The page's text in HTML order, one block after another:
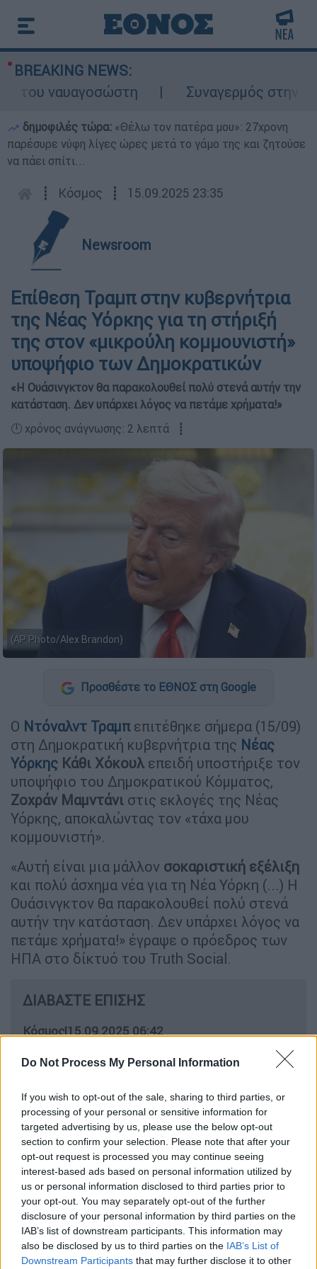
Do Not Process My Personal Information
If you wish to opt-out of the sale, sharing to third parties, or
processing of your personal or sensitive information for
targeted advertising by us, please use the below opt-out
section to confirm your selection. Please note that after your
opt-out request is processed you may continue seeing
interest-based ads based on personal information utilized by
us or personal information disclosed to third parties prior to
your opt-out. You may separately opt-out of the further
disclosure of your personal information by third parties on the
IAB’s list of downstream participants. This information may
also be disclosed by us to third parties on the IAB’s List of
Downstream Participants that may further disclose it to other
BREAKING NEWS:
ναυαγοσώστη
Συναγερμός στην
δημοφιλές τώρα: «Θέλω τον πατέρα μου»: 27χρονη
παρέσυρε νύφη λίγες ώρες μετά το γάμο της και ζητούσε
να πάει σπίτι...
┋ Κόσμος ┋ 15.09.2025 23:35
Newsroom
Eπίθεση Τραμπ στην κυβερνήτρια
της Νέας Υόρκης για τη στήριξή
της στον «μικρούλη κομμουνιστή»
υποψήφιο των Δημοκρατικών
«Η Ουάσινγκτον θα παρακολουθεί πολύ στενά αυτήν την
κατάσταση. Δεν υπάρχει λόγος να πετάμε χρήματα!»
🕛 χρόνος ανάγνωσης: 2 λεπτά ┋
(AP Photo/Alex Brandon)
Προσθέστε το ΕΘΝΟΣ στη Google
Ο Ντόναλντ Τραμπ επιτέθηκε σήμερα (15/09)
στη Δημοκρατική κυβερνήτρια της Νέας
Υόρκης Κάθι Χόκουλ επειδή υποστήριξε τον
υποψήφιο του Δημοκρατικού Κόμματος,
Ζοχράν Μαμντάνι στις εκλογές της Νέας
Υόρκης, αποκαλώντας τον «τάχα μου
κομμουνιστή».
«Αυτή είναι μια μάλλον σοκαριστική εξέλιξη
και πολύ άσχημα νέα για τη Νέα Υόρκη (...) Η
Ουάσινγκτον θα παρακολουθεί πολύ στενά
αυτήν την κατάσταση. Δεν υπάρχει λόγος να
πετάμε χρήματα!» έγραψε ο πρόεδρος των
ΗΠΑ στο δίκτυό του Truth Social.
ΔΙΑΒΑΣΤΕ ΕΠΙΣΗΣ
Κόσμος|15.09.2025 06:42
προσέχει» μετά τους βομβαρδισμούς
Πολιτισμός|15.09.2025 14:19
Βραβεία Emmy: Μία βραδιά γεμάτη
μηνύματα υπέρ της Παλαιστίνης και
σπόντες προς τον Τραμπ
Τρεις Δημοκρατικοί υποψήφιοι- καιένας